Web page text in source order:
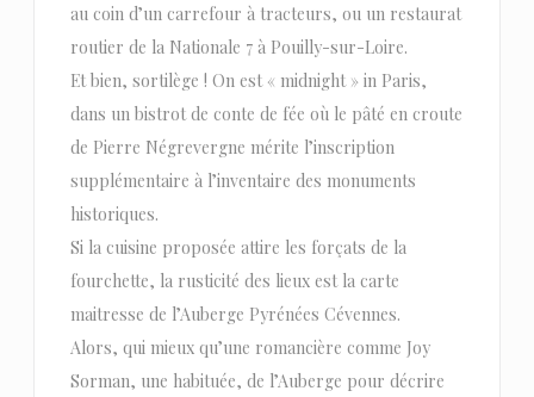
au coin d’un carrefour à tracteurs, ou un restaurat
routier de la Nationale 7 à Pouilly-sur-Loire.
Et bien, sortilège ! On est « midnight » in Paris,
dans un bistrot de conte de fée où le pâté en croute
de Pierre Négrevergne mérite l’inscription
supplémentaire à l’inventaire des monuments
historiques.
Si la cuisine proposée attire les forçats de la
fourchette, la rusticité des lieux est la carte
maitresse de l’Auberge Pyrénées Cévennes.
Alors, qui mieux qu’une romancière comme Joy
Sorman, une habituée, de l’Auberge pour décrire